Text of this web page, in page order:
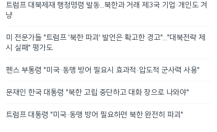
트럼프 대북제재 행정명령 발동...북한과 거래 제3국 기업·개인도 겨
냥
미 전문가들 "트럼프 '북한 파괴' 발언은 확고한 경고"..."대북전략 제
시 실패" 평가도
펜스 부통령 "미국·동맹 방어 필요시 효과적·압도적 군사력 사용"
문재인 한국 대통령 "북한 고립 중단하고 대화 장으로 나와야"
트럼프 대통령 "미국·동맹 방어 필요하면 북한 완전히 파괴"